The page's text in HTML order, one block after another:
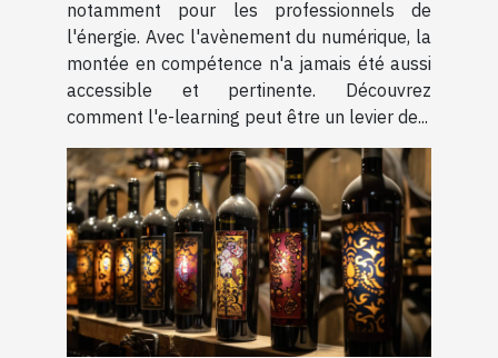
notamment pour les professionnels de
l'énergie. Avec l'avènement du numérique, la
montée en compétence n'a jamais été aussi
accessible et pertinente. Découvrez
comment l'e-learning peut être un levier de...